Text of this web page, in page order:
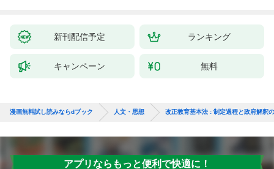
新刊配信予定 ランキング
キャンペーン 無料
漫画無料試し読みならdブック 人文・思想 改正教育基本法 : 制定過程と政府解釈
アプリならもっと便利で快適に！